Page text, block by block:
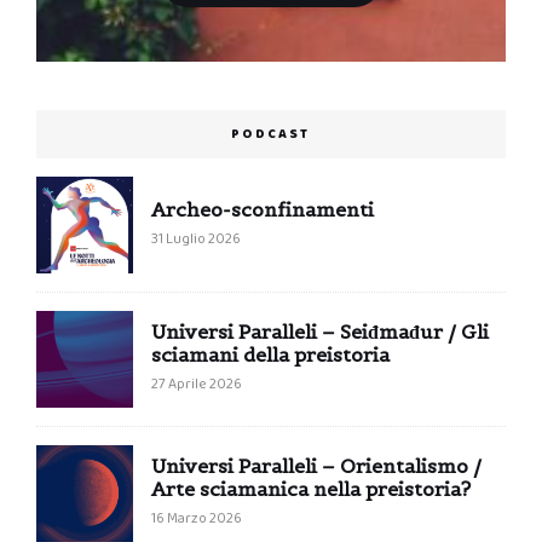
PODCAST
Archeo-sconfinamenti
31 Luglio 2026
Universi Paralleli – Seiđmađur / Gli
sciamani della preistoria
27 Aprile 2026
Universi Paralleli – Orientalismo /
Arte sciamanica nella preistoria?
16 Marzo 2026